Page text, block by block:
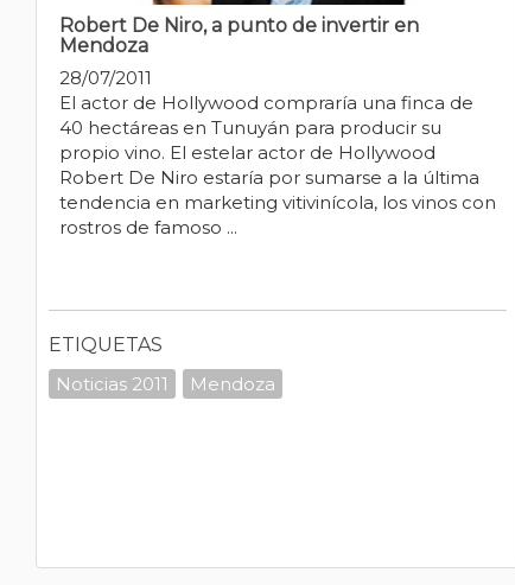
Robert De Niro, a punto de invertir en
Mendoza
28/07/2011
El actor de Hollywood compraría una finca de
40 hectáreas en Tunuyán para producir su
propio vino. El estelar actor de Hollywood
Robert De Niro estaría por sumarse a la última
tendencia en marketing vitivinícola, los vinos con
rostros de famoso ...
ETIQUETAS
Noticias 2011
Mendoza